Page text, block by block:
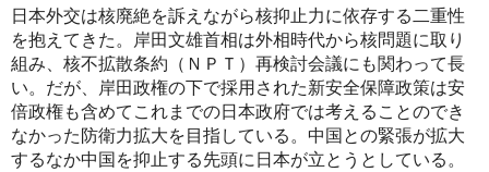
日本外交は核廃絶を訴えながら核抑止力に依存する二重性
を抱えてきた。岸田文雄首相は外相時代から核問題に取り
組み、核不拡散条約（ＮＰＴ）再検討会議にも関わって長
い。だが、岸田政権の下で採用された新安全保障政策は安
倍政権も含めてこれまでの日本政府では考えることのでき
なかった防衛力拡大を目指している。中国との緊張が拡大
するなか中国を抑止する先頭に日本が立とうとしている。